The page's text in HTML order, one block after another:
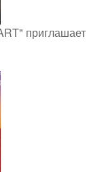
приглашает